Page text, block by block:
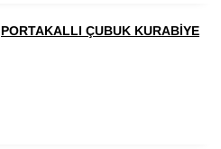
PORTAKALLI ÇUBUK KURABİYE